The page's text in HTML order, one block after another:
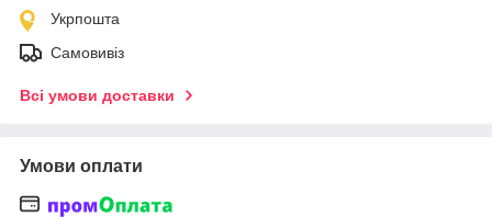
Укрпошта
Самовивіз
Всі умови доставки
Умови оплати